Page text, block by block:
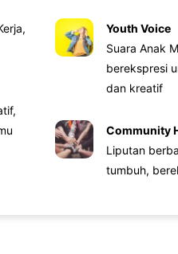
Youth Voice
Suara Anak
berekspresi
dan kreatif
Community
Liputan
tumbuh,